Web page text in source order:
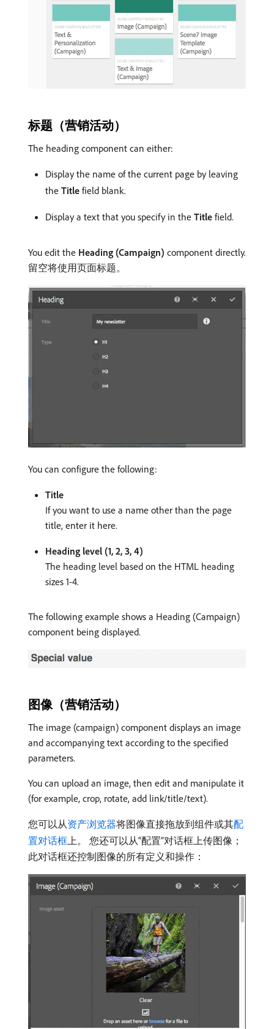
标题（营销活动）
The heading component can either:
Display the name of the current page by leaving
the Title field blank.
Display a text that you specify in the Title field.
You edit the Heading (Campaign) component directly.
留空将使用页面标题。
You can configure the following:
Title
If you want to use a name other than the page
title, enter it here.
Heading level (1, 2, 3, 4)
The heading level based on the HTML heading
sizes 1-4.
The following example shows a Heading (Campaign)
component being displayed.
图像（营销活动）
The image (campaign) component displays an image
and accompanying text according to the specified
parameters.
You can upload an image, then edit and manipulate it
(for example, crop, rotate, add link/title/text).
您可以从资产浏览器将图像直接拖放到组件或其配
置对话框 上。 您还可以从“配置”对话框上传图像；
此对话框还控制图像的所有定义和操作：